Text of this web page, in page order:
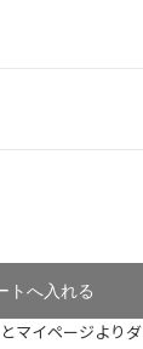
イページよりダ